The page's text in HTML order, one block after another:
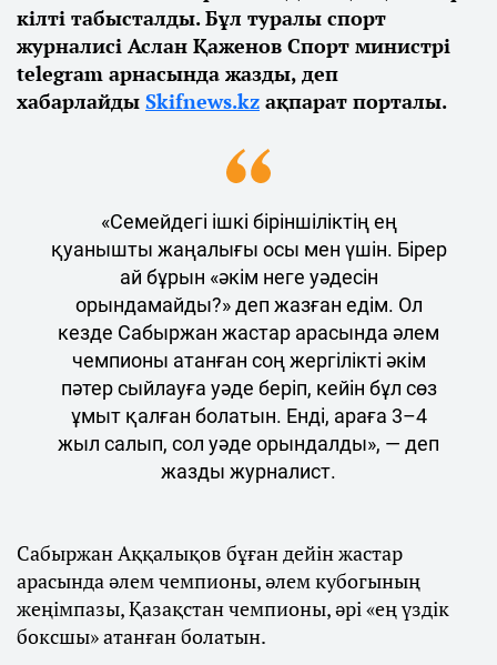
кілті табысталды. Бұл туралы спорт
журналисі Аслан Қаженов Спорт министрі
telegram арнасында жазды, деп
хабарлайды Skifnews.kz ақпарат порталы.
«Семейдегі ішкі біріншіліктің ең
қуанышты жаңалығы осы мен үшін. Бірер
ай бұрын «әкім неге уәдесін
орындамайды?» деп жазған едім. Ол
кезде Сабыржан жастар арасында әлем
чемпионы атанған соң жергілікті әкім
пәтер сыйлауға уәде беріп, кейін бұл сөз
ұмыт қалған болатын. Енді, араға 3–4
жыл салып, сол уәде орындалды», — деп
жазды журналист.
Сабыржан Аққалықов бұған дейін жастар
арасында әлем чемпионы, әлем кубогының
жеңімпазы, Қазақстан чемпионы, әрі «ең үздік
боксшы» атанған болатын.